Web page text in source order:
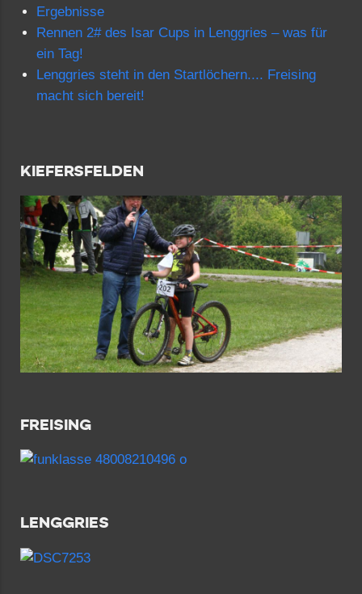
Ergebnisse
Rennen 2# des Isar Cups in Lenggries – was für
ein Tag!
Lenggries steht in den Startlöchern.... Freising
macht sich bereit!
KIEFERSFELDEN
FREISING
LENGGRIES